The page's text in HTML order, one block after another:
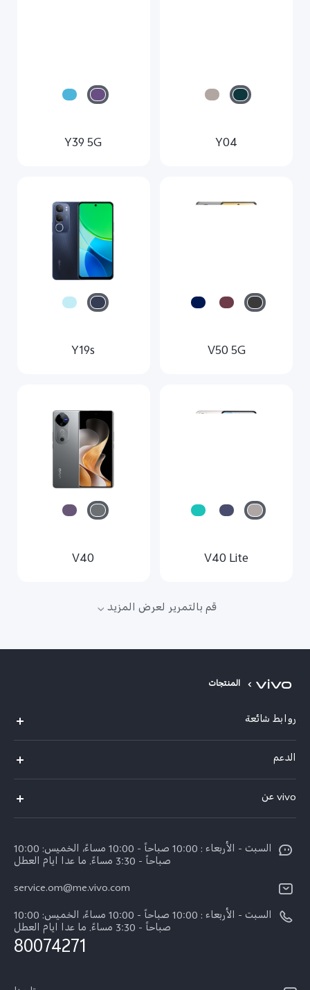
Y04
Y39 5G
V50 5G
Y19s
V40 Lite
V40
قم بالتمرير لعرض المزيد
المنتجات
روابط شائعة
X300 (New)
X200 FE (New)
Y39 5G
V50 Lite 5G
V50 5G
الدعم
مركز الخدمة
Funtouch OS
اسعار قطع الغيار
ضمان الشركة المصنعة فيفو
vivo عن
نبذة عنا
مركز الخصوصية لدى vivo
السبت - الأربعاء : 10:00 صباحاً - 10:00 مساءً، الخميس: 10:00
صباحاً - 3:30 مساءً. ما عدا ايام العطل
service.om@me.vivo.com
السبت - الأربعاء : 10:00 صباحاً - 10:00 مساءً، الخميس: 10:00
صباحاً - 3:30 مساءً. ما عدا ايام العطل
80074271